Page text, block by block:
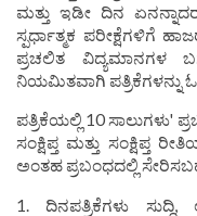
ಮತ್ತು ಇಡೀ ದಿನ
ಸ್ಪರ್ಧಾತ್ಮಕ ಪರೀಕ್ಷೆಗಳಿಗೆ
ಪ್ರಚಲಿತ ವಿದ್ಯಮಾನಗಳ
ನಿಯಮಿತವಾಗಿ ಪತ್ರಿಕೆಗಳನ್ನು
ಪತ್ರಿಕೆಯಲ್ಲಿ 10 ಸಾಲುಗಳು'
ಸಂಕ್ಷಿಪ್ತ ಮತ್ತು ಸಂಕ್ಷಿಪ್ತ
ಅಂತಹ ಪ್ರಬಂಧದಲ್ಲಿ
1. ದಿನಪತ್ರಿಕೆಗಳು